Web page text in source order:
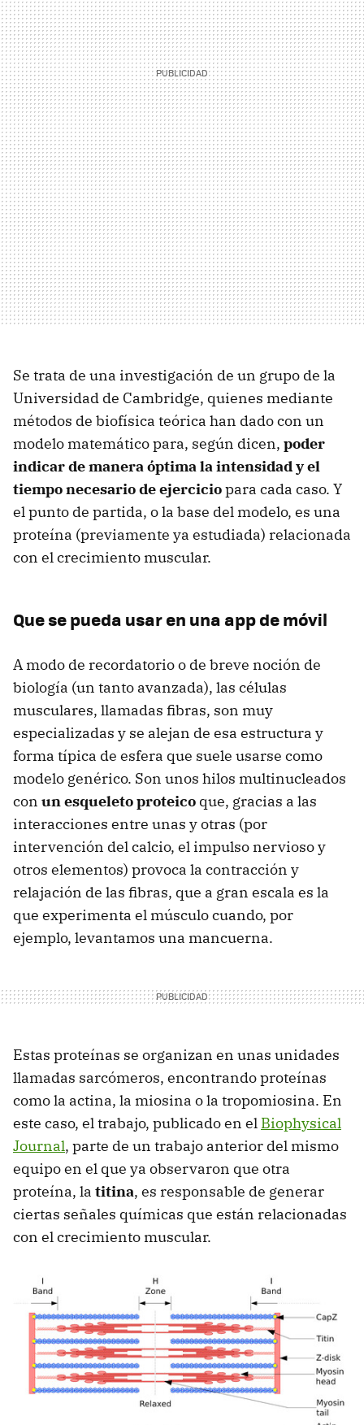
Se trata de una investigación de un grupo de la
Universidad de Cambridge, quienes mediante
métodos de biofísica teórica han dado con un
modelo matemático para, según dicen, poder
indicar de manera óptima la intensidad y el
tiempo necesario de ejerciciopara cada caso. Y
el punto de partida, o la base del modelo, es una
proteína (previamente ya estudiada) relacionada
con el crecimiento muscular.
Que se pueda usar en una app de móvil
A modo de recordatorio o de breve noción de
biología (un tanto avanzada), las células
musculares, llamadas fibras, son muy
especializadas y se alejan de esa estructura y
forma típica de esfera que suele usarse como
modelo genérico. Son unos hilos multinucleados
con un esqueleto proteico que, gracias a las
interacciones entre unas y otras (por
intervención del calcio, el impulso nervioso y
otros elementos) provoca la contracción y
relajación de las fibras, que a gran escala es la
que experimenta el músculo cuando, por
ejemplo, levantamos una mancuerna.
Estas proteínas se organizan en unas unidades
llamadas sarcómeros, encontrando proteínas
como la actina, la miosina o la tropomiosina. En
este caso, el trabajo, publicado en el Biophysical
Journal, parte de un trabajo anterior del mismo
equipo en el que ya observaron que otra
proteína, la titina, es responsable de generar
ciertas señales químicas que están relacionadas
con el crecimiento muscular.